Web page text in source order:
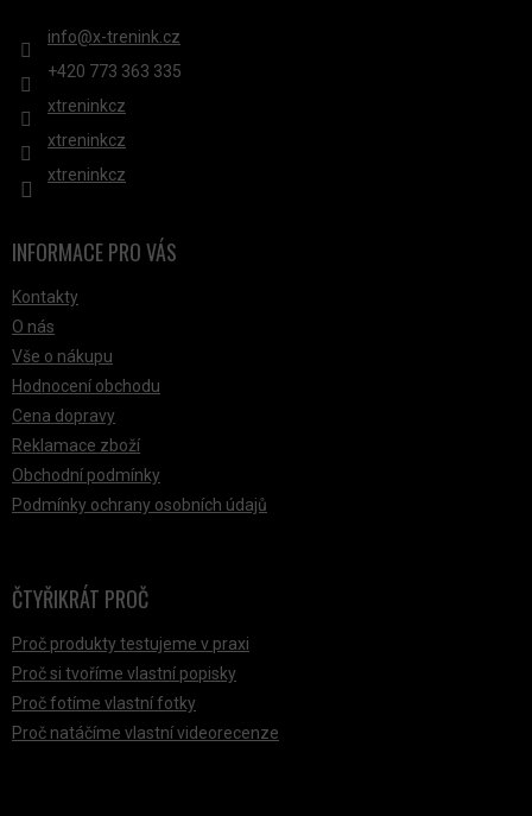
info@x-trenink.cz
+420 ‭773 363 335
xtreninkcz
xtreninkcz
xtreninkcz
INFORMACE PRO VÁS
Kontakty
O nás
Vše o nákupu
Hodnocení obchodu
Cena dopravy
Reklamace zboží
Obchodní podmínky
Podmínky ochrany osobních údajů
ČTYŘIKRÁT PROČ
Proč produkty testujeme v praxi
Proč si tvoříme vlastní popisky
Proč fotíme vlastní fotky
Proč natáčíme vlastní videorecenze